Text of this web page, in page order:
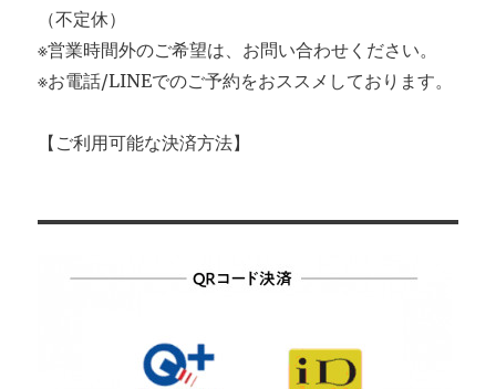
（不定休）
※営業時間外のご希望は、お問い合わせください。
※お電話/LINEでのご予約をおススメしております。
【ご利用可能な決済方法】